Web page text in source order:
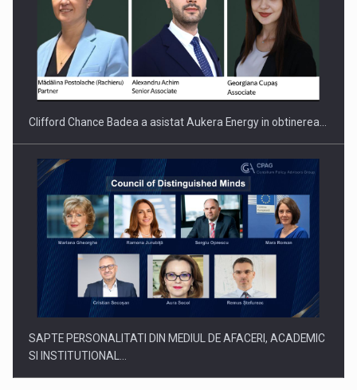
Clifford Chance Badea a asistat Aukera Energy in obtinerea…
SAPTE PERSONALITATI DIN MEDIUL DE AFACERI, ACADEMIC
SI INSTITUTIONAL…